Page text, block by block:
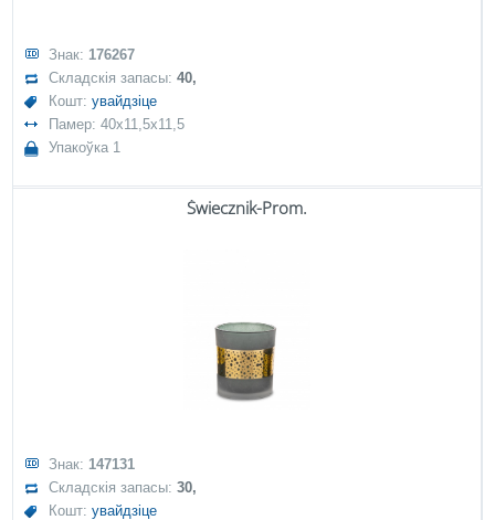
Знак: 176267
Складскія запасы:40,
Кошт:увайдзіце
Памер: 40x11,5x11,5
Упакоўка 1
Świecznik-Prom.
Знак: 147131
Складскія запасы:30,
Кошт:увайдзіце